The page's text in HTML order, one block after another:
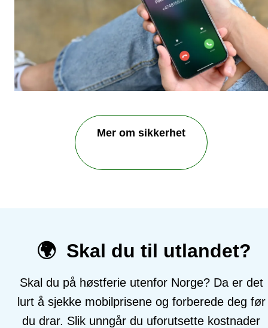
Mer om sikkerhet
🌍 Skal du til utlandet?
Skal du på høstferie utenfor Norge? Da er det
lurt å sjekke mobilprisene og forberede deg før
du drar. Slik unngår du uforutsette kostnader